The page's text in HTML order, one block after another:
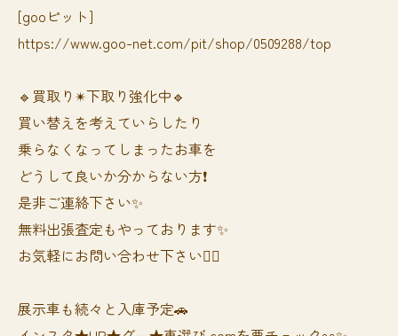
[gooピット]
https://www.goo-net.com/pit/shop/0509288/top
🔹買取り✴︎下取り強化中🔹
買い替えを考えていらしたり
乗らなくなってしまったお車を
どうして良いか分からない方❗️
是非ご連絡下さい✨
無料出張査定もやっております✨
お気軽にお問い合わせ下さい🙆‍♀️
展示車も続々と入庫予定🚗